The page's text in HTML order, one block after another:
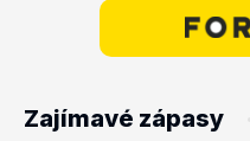
Zajímavé zápasy